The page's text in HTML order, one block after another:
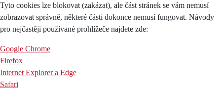
Tyto cookies lze blokovat (zakázat), ale část stránek se vám nemusí
zobrazovat správně, některé části dokonce nemusí fungovat. Návody
pro nejčastěji používané prohlížeče najdete zde:
Google Chrome
Firefox
Internet Explorer a Edge
Safari